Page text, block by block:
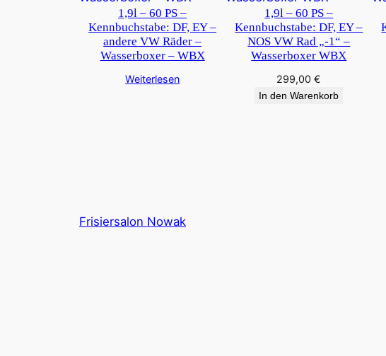
1,9l – 60 PS –
Kennbuchstabe: DF, EY –
andere VW Räder –
Wasserboxer – WBX
Weiterlesen
1,9l – 60 PS –
Kennbuchstabe: DF, EY –
NOS VW Rad „-1“ –
Wasserboxer WBX
299,00€
In den Warenkorb
Frisiersalon Nowak